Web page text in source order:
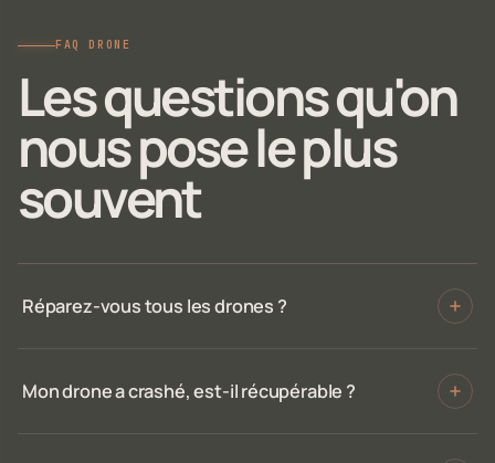
FAQ DRONE
Les questions qu'on
nous pose le plus
souvent
Réparez-vous tous les drones ?
Mon drone a crashé, est-il récupérable ?